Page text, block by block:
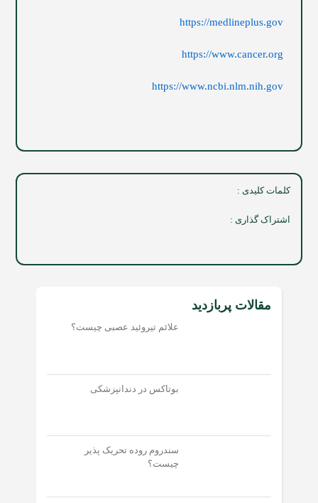
https://medlineplus.gov
https://www.cancer.org
https://www.ncbi.nlm.nih.gov
کلمات کلیدی :
اشتراک گذاری :
مقالات پربازدید
علائم تیروئید عصبی چیست؟
بوتاکس در دندانپزشکی
سندروم روده تحریک پذیر
چیست؟